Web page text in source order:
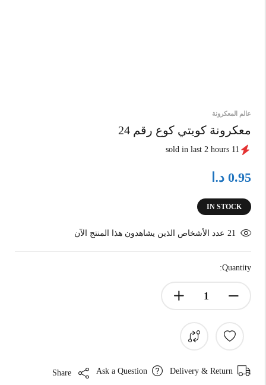
عالم المعكرونة
معكرونة كويتي كوع رقم 24
11 sold in last 2 hours
0.95 د.ا
IN STOCK
21 عدد الأشخاص الذين يشاهدون هذا المنتج الآن
Quantity:
Delivery & Return
Ask a Question